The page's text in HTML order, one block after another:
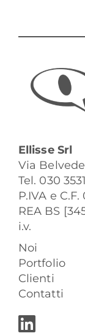
Ellisse Srl
Via
Tel. 030
P.IVA e C.F.
REA BS
i.v.
Noi
Portfolio
Clienti
Contatti